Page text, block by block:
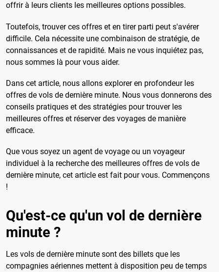
offrir à leurs clients les meilleures options possibles.
Toutefois, trouver ces offres et en tirer parti peut s'avérer
difficile. Cela nécessite une combinaison de stratégie, de
connaissances et de rapidité. Mais ne vous inquiétez pas,
nous sommes là pour vous aider.
Dans cet article, nous allons explorer en profondeur les
offres de vols de dernière minute. Nous vous donnerons des
conseils pratiques et des stratégies pour trouver les
meilleures offres et réserver des voyages de manière
efficace.
Que vous soyez un agent de voyage ou un voyageur
individuel à la recherche des meilleures offres de vols de
dernière minute, cet article est fait pour vous. Commençons
!
Qu'est-ce qu'un vol de dernière
minute ?
Les vols de dernière minute sont des billets que les
compagnies aériennes mettent à disposition peu de temps